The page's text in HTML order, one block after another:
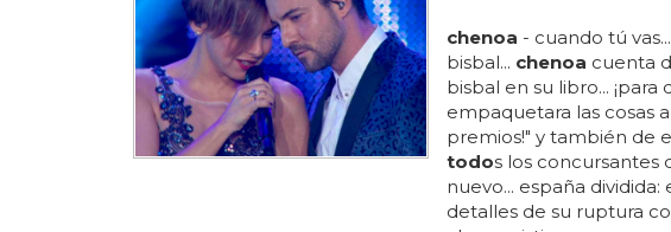
chenoa - cuando tú
bisbal... chenoa cuenta
bisbal en su libro... ¡para
empaquetara las cosas a
premios!" y también de
todos los concursantes
nuevo... españa dividida:
detalles de su ruptura